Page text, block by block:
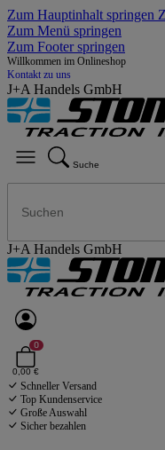
Zum Hauptinhalt springen
Zum Menü springen
Zum Footer springen
Willkommen im Onlineshop
Kontakt zu uns
J+A Handels GmbH
Suche
J+A Handels GmbH
0
0,00 €
Schneller Versand
Top Kundenservice
Große Auswahl
Sicher bezahlen